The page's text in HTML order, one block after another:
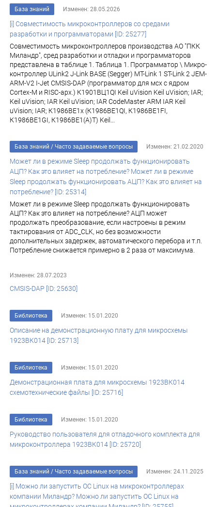
База знаний Изменен: 28.05.2026
[i] Совместимость микроконтроллеров со средами
разработки и программаторами [ID: 25277]
Совместимость микроконтроллеров производства АО "ПКК
Миландр", сред разработки и отладки и программаторов
представлена в таблице 1. Таблица 1. Программатор \ Микро-
контроллер ULink2 J-Link BASE (Segger) MT-Link 1 ST-Link 2 JEM-
ARM-V2 I-Jet CMSIS-DAP (программатор для мсх с ядром
Cortex-M и RISC-арх.) К1901ВЦ1QI Keil uVision Keil uVision; IAR;
Keil uVision; IAR Keil uVision; IAR CodeMaster ARM IAR Keil
uVision; IAR; К1986ВЕ1x (К1986ВЕ1QI, К1986ВЕ1FI,
К1986ВЕ1GI, К1986ВЕ1(A)T) Keil...
База знаний / Часто задаваемые вопросы Изменен: 21.02.2020
Может ли в режиме Sleep продолжать функционировать
АЦП? Как это влияет на потребление? Может ли в режиме
Sleep продолжать функционировать АЦП? Как это влияет на
потребление? [ID: 25314]
Может ли в режиме Sleep продолжать функционировать
АЦП? Как это влияет на потребление? АЦП может
продолжать преобразование, если настроены в режим
тактирования от ADC_CLK, но без возможности
дополнительных задержек, автоматического перебора и т.п.
Потребление снижается примерно в 2 раза от максимума.
Изменен: 28.07.2023
CMSIS-DAP [ID: 25630]
Библиотека Изменен: 15.01.2020
Описание на демонстрационную плату для микросхемы
1923ВК014 [ID: 25713]
Библиотека Изменен: 15.01.2020
Демонстрационная плата для микросхемы 1923ВК014
схемотехнические файлы [ID: 25716]
Библиотека Изменен: 15.01.2020
Руководство пользователя для отладочного комплекта для
микроконтроллера 1923ВК014 [ID: 25720]
База знаний / Часто задаваемые вопросы Изменен: 24.11.2025
[i] Можно ли запустить ОС Linux на микроконтроллерах
компании Миландр? Можно ли запустить ОС Linux на